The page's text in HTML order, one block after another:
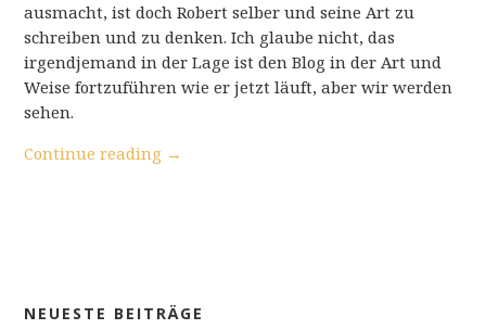
ausmacht, ist doch Robert selber und seine Art zu
schreiben und zu denken. Ich glaube nicht, das
irgendjemand in der Lage ist den Blog in der Art und
Weise fortzuführen wie er jetzt läuft, aber wir werden
sehen.
Continue reading →
NEUESTE BEITRÄGE